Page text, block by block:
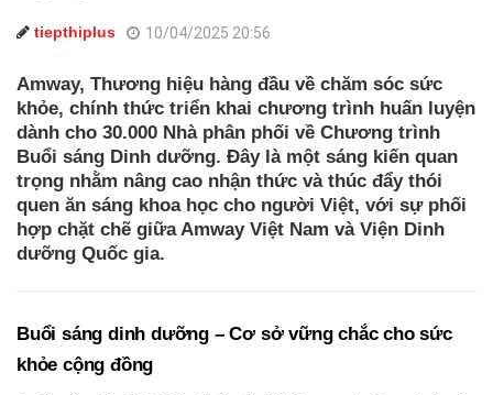
tiepthiplus 10/04/2025 20:56
Amway, Thương hiệu hàng đầu về chăm sóc sức
khỏe, chính thức triển khai chương trình huấn luyện
dành cho 30.000 Nhà phân phối về Chương trình
Buổi sáng Dinh dưỡng. Đây là một sáng kiến quan
trọng nhằm nâng cao nhận thức và thúc đẩy thói
quen ăn sáng khoa học cho người Việt, với sự phối
hợp chặt chẽ giữa Amway Việt Nam và Viện Dinh
dưỡng Quốc gia.
Buổi sáng dinh dưỡng – Cơ sở vững chắc cho sức
khỏe cộng đồng